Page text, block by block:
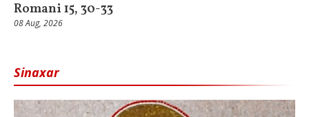
Romani 15, 30-33
08 Aug, 2026
Sinaxar